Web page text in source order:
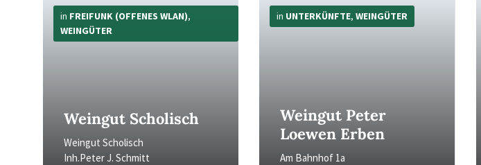
Weingut Scholisch
Weingut Scholisch
Inh.Peter J. Schmitt
in FREIFUNK (OFFENES WLAN),
WEINGÜTER
Infos
Weingut Peter
Loewen Erben
Am Bahnhof 1a
in UNTERKÜNFTE,WEINGÜTER
Infos